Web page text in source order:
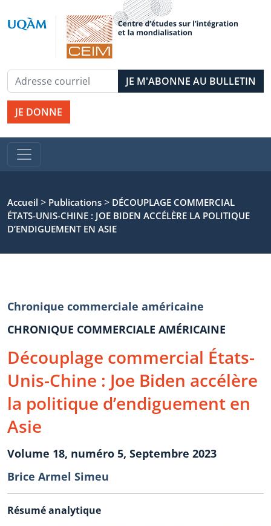
JE DONNE
Accueil > Publications > DÉCOUPLAGE COMMERCIAL
ÉTATS-UNIS-CHINE : JOE BIDEN ACCÉLÈRE LA POLITIQUE
D’ENDIGUEMENT EN ASIE
Chronique commerciale américaine
CHRONIQUE COMMERCIALE AMÉRICAINE
Découplage commercial États-
Unis-Chine : Joe Biden accélère
la politique d’endiguement en
Asie
Volume 18, numéro 5, Septembre 2023
Brice Armel Simeu
Résumé analytique